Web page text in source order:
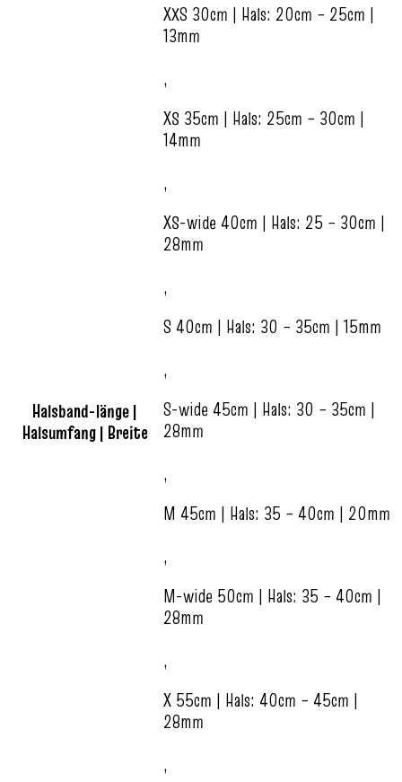
Halsband-länge |
Halsumfang | Breite
XXS 30cm | Hals: 20cm – 25cm |
13mm
,
XS 35cm | Hals: 25cm – 30cm |
14mm
,
XS-wide 40cm | Hals: 25 – 30cm |
28mm
,
S 40cm | Hals: 30 – 35cm | 15mm
,
S-wide 45cm | Hals: 30 – 35cm |
28mm
,
M 45cm | Hals: 35 – 40cm | 20mm
,
M-wide 50cm | Hals: 35 – 40cm |
28mm
,
X 55cm | Hals: 40cm – 45cm |
28mm
,